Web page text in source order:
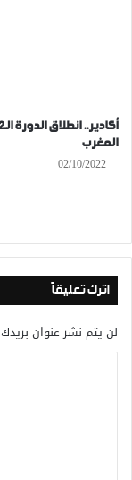
المغرب
02/10/2022
اترك تعليقاً
لن يتم نشر عنوان